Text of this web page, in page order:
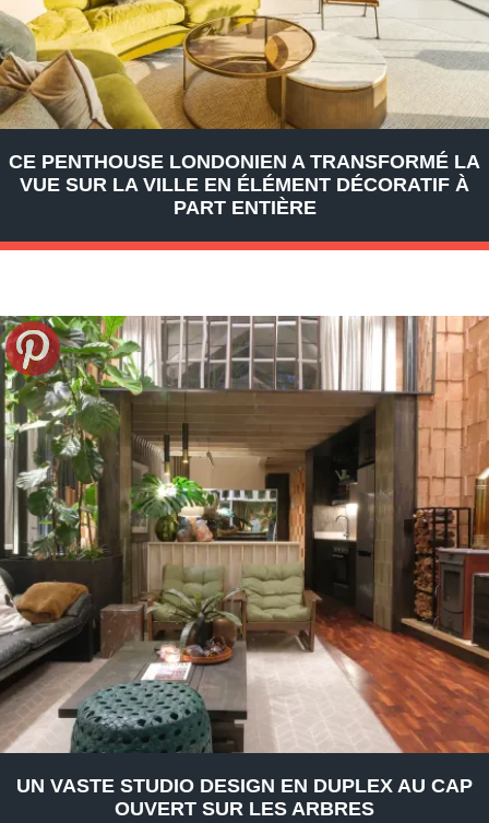
CE PENTHOUSE LONDONIEN A TRANSFORMÉ LA
VUE SUR LA VILLE EN ÉLÉMENT DÉCORATIF À
PART ENTIÈRE
UN VASTE STUDIO DESIGN EN DUPLEX AU CAP
OUVERT SUR LES ARBRES